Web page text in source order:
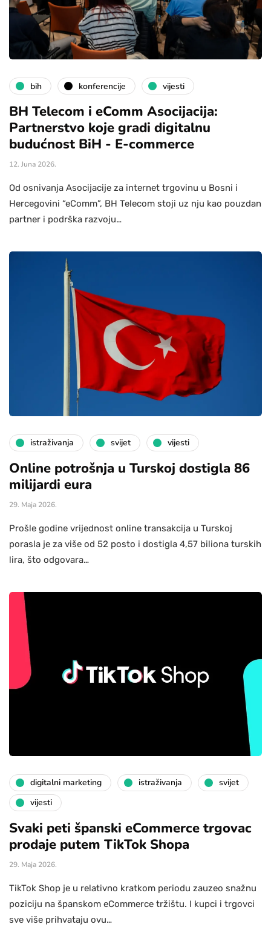
bih konferencije vijesti
BH Telecom i eComm Asocijacija:
Partnerstvo koje gradi digitalnu
budućnost BiH - E-commerce
12. Juna 2026.
Od osnivanja Asocijacije za internet trgovinu u Bosni i
Hercegovini “eComm”, BH Telecom stoji uz nju kao pouzdan
partner i podrška razvoju…
istraživanja svijet vijesti
Online potrošnja u Turskoj dostigla 86
milijardi eura
29. Maja 2026.
Prošle godine vrijednost online transakcija u Turskoj
porasla je za više od 52 posto i dostigla 4,57 biliona turskih
lira, što odgovara…
digitalni marketing istraživanja
svijet
vijesti
Svaki peti španski eCommerce trgovac
prodaje putem TikTok Shopa
29. Maja 2026.
TikTok Shop je u relativno kratkom periodu zauzeo snažnu
poziciju na španskom eCommerce tržištu. I kupci i trgovci
sve više prihvataju ovu…